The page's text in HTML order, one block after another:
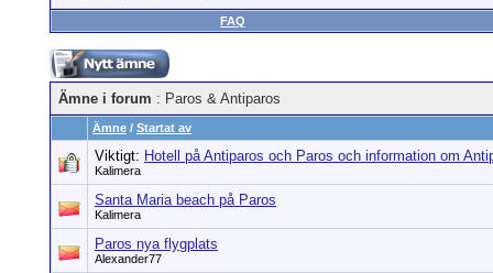
FAQ
Ämne i forum : Paros & Antiparos
Ämne / Startat av
Viktigt: Hotell på Antiparos och Paros och information om
Kalimera
Santa Maria beach på Paros
Kalimera
Paros nya flygplats
Alexander77